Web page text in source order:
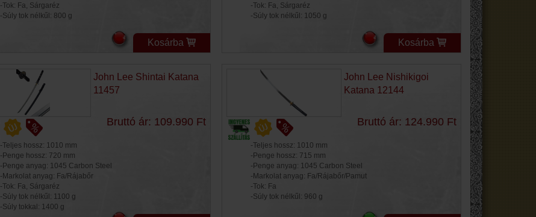
-Tok: Fa, Sárgaréz
-Súly tok nélkűl: 800 g
Kosárba
-Tok: Fa, Sárgaréz
-Súly tok nélkűl: 1050 g
Kosárba
John Lee Shintai Katana
11457
Bruttó ár: 109.990 Ft
-Teljes hossz: 1010 mm
-Penge hossz: 720 mm
-Penge anyag: 1045 Carbon Steel
-Markolat anyag: Fa/Rájabőr
-Tok: Fa, Sárgaréz
-Súly tok nélkűl: 1100 g
-Súly tokkal: 1400 g
John Lee Nishikigoi
Katana 12144
Bruttó ár: 124.990 Ft
-Teljes hossz: 1010 mm
-Penge hossz: 715 mm
-Penge anyag: 1045 Carbon Steel
-Markolat anyag: Fa/Rájabőr/Pamut
-Tok: Fa
-Súly tok nélkűl: 960 g